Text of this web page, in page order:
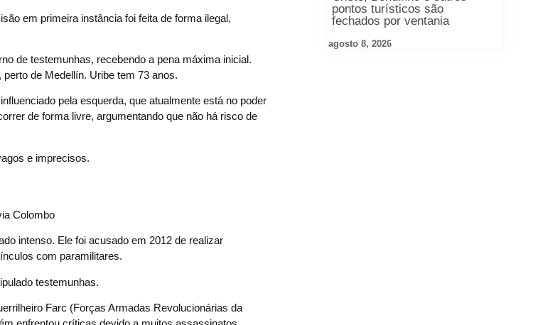
em primeira instância foi feita de forma ilegal,
de testemunhas, recebendo a pena máxima inicial.
de Medellín. Uribe tem 73 anos.
pela esquerda, que atualmente está no poder
de forma livre, argumentando que não há risco de
e imprecisos.
Colombo
intenso. Ele foi acusado em 2012 de realizar
com paramilitares.
testemunhas.
Farc (Forças Armadas Revolucionárias da
pontos turísticos são
fechados por ventania
agosto 8, 2026